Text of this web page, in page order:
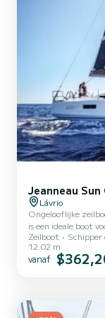
Jeanneau Sun
Lávrio
Ongelooflijke
is een ideale boot
boot heeft 3
personen. Met een
bondgenoot om
grootzeil en een
Zeilboot Schipper
12.02 m
vanaf